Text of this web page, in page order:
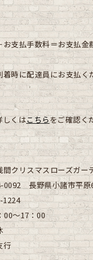
支払手数料＝お支払金
時に配達員にお支払く
しくはこちらをご確認く
クリスマスローズガー
0092 長野県小諸市平原
1224
00～17：00
行